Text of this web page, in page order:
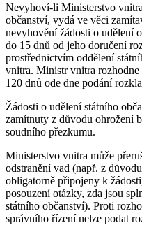
Nevyhoví-li Ministerstvo
občanství, vydá ve věci
nevyhovění žádosti o udělení
do 15 dnů od jeho doručení
prostřednictvím oddělení
vnitra. Ministr vnitra
120 dnů ode dne podání
Žádosti o udělení státního
zamítnuty z důvodu ohrožení
soudního přezkumu.
Ministerstvo vnitra může
odstranění vad (např. z
obligatorně připojeny k
posouzení otázky, zda jsou
státního občanství). Proti
správního řízení nelze podat